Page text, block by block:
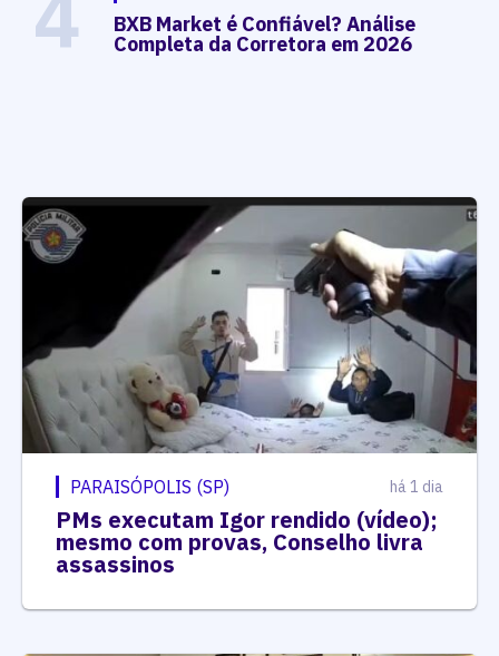
BXB Market é Confiável? Análise
Completa da Corretora em 2026
PARAISÓPOLIS (SP) há 1 dia
PMs executam Igor rendido (vídeo);
mesmo com provas, Conselho livra
assassinos